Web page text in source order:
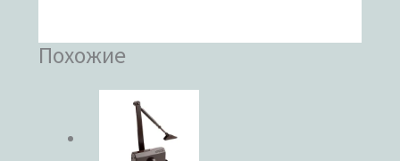
Похожие